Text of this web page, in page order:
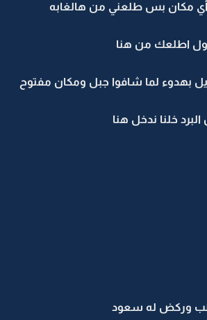
مكان بس طلعني من هالغابه
اطلعك من هنا
بهدوء لما شافوا جبل ومكان مفتوح
خلنا ندخل هنا
وركض له سعود